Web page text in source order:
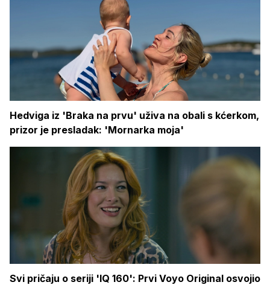
Hedviga iz 'Braka na prvu' uživa na obali s kćerkom,
prizor je presladak: 'Mornarka moja'
Svi pričaju o seriji 'IQ 160': Prvi Voyo Original osvojio